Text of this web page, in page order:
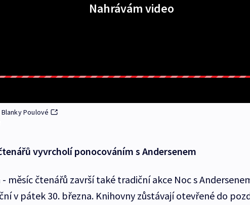
Nahrávám video
Poulové
vyvrcholí ponocováním s Andersenem
- měsíc čtenářů završí také tradiční akce Noc s
v pátek 30. března. Knihovny zůstávají otevřené do